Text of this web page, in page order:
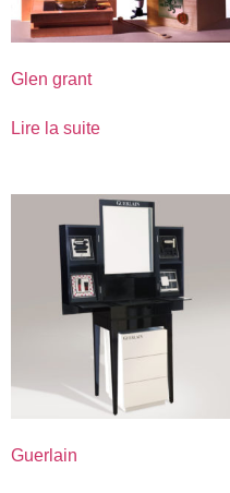
Glen grant
Lire la suite
Guerlain